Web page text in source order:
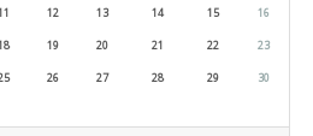
12 13 14 15 16
19 20 21 22 23
26 27 28 29 30